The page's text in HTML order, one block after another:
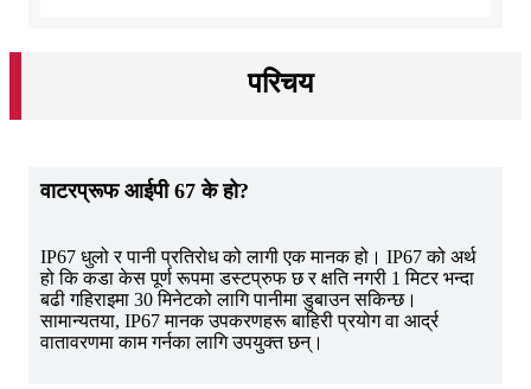
परिचय
वाटरप्रूफ आईपी 67 के हो?
IP67 धुलो र पानी प्रतिरोध को लागी एक मानक हो। IP67 को अर्थ
हो कि कडा केस पूर्ण रूपमा डस्टप्रुफ छ र क्षति नगरी 1 मिटर भन्दा
बढी गहिराइमा 30 मिनेटको लागि पानीमा डुबाउन सकिन्छ।
सामान्यतया, IP67 मानक उपकरणहरू बाहिरी प्रयोग वा आर्द्र
वातावरणमा काम गर्नका लागि उपयुक्त छन्।